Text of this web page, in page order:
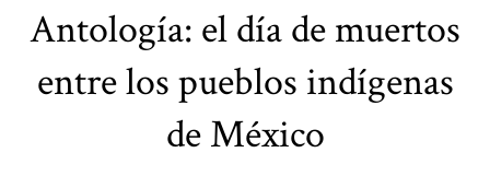
Antología: el día de muertos
entre los pueblos indígenas
de México